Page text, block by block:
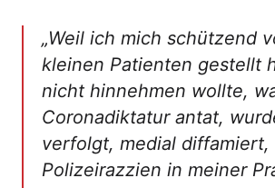
„Weil ich mich schützend
kleinen Patienten gestellt
nicht hinnehmen wollte,
Coronadiktatur antat,
verfolgt, medial diffamiert,
Polizeirazzien in meiner